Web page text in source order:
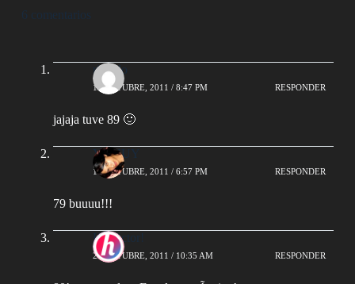
6 comentarios
ricardo
16 OCTUBRE, 2011 / 8:47 PM RESPONDER
jajaja tuve 89 🙂
YUYUY
17 OCTUBRE, 2011 / 6:57 PM RESPONDER
79 buuuu!!!
HÃ©ctor!
20 OCTUBRE, 2011 / 10:35 AM RESPONDER